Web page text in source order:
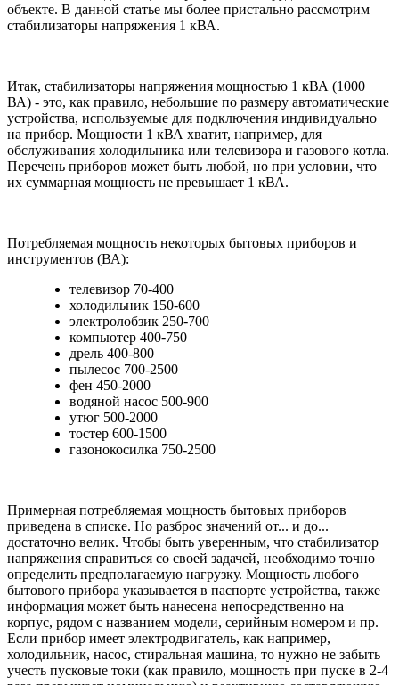
объекте. В данной статье мы более пристально рассмотрим
стабилизаторы напряжения 1 кВА.
Итак, стабилизаторы напряжения мощностью 1 кВА (1000
ВА) - это, как правило, небольшие по размеру автоматические
устройства, используемые для подключения индивидуально
на прибор. Мощности 1 кВА хватит, например, для
обслуживания холодильника или телевизора и газового котла.
Перечень приборов может быть любой, но при условии, что
их суммарная мощность не превышает 1 кВА.
Потребляемая мощность некоторых бытовых приборов и
инструментов (ВА):
телевизор 70-400
холодильник 150-600
электролобзик 250-700
компьютер 400-750
дрель 400-800
пылесос 700-2500
фен 450-2000
водяной насос 500-900
утюг 500-2000
тостер 600-1500
газонокосилка 750-2500
Примерная потребляемая мощность бытовых приборов
приведена в списке. Но разброс значений от... и до...
достаточно велик. Чтобы быть уверенным, что стабилизатор
напряжения справиться со своей задачей, необходимо точно
определить предполагаемую нагрузку. Мощность любого
бытового прибора указывается в паспорте устройства, также
информация может быть нанесена непосредственно на
корпус, рядом с названием модели, серийным номером и пр.
Если прибор имеет электродвигатель, как например,
холодильник, насос, стиральная машина, то нужно не забыть
учесть пусковые токи (как правило, мощность при пуске в 2-4